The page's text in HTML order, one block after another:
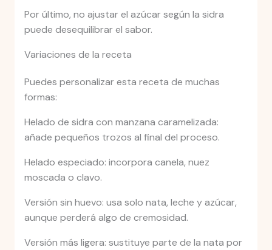
Por último, no ajustar el azúcar según la sidra
puede desequilibrar el sabor.
Variaciones de la receta
Puedes personalizar esta receta de muchas
formas:
Helado de sidra con manzana caramelizada:
añade pequeños trozos al final del proceso.
Helado especiado: incorpora canela, nuez
moscada o clavo.
Versión sin huevo: usa solo nata, leche y azúcar,
aunque perderá algo de cremosidad.
Versión más ligera: sustituye parte de la nata por